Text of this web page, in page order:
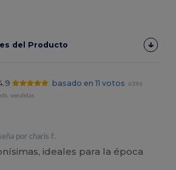
del Producto
basado en 11 votos
6396
vendidas
por charis f.
ideales para la época